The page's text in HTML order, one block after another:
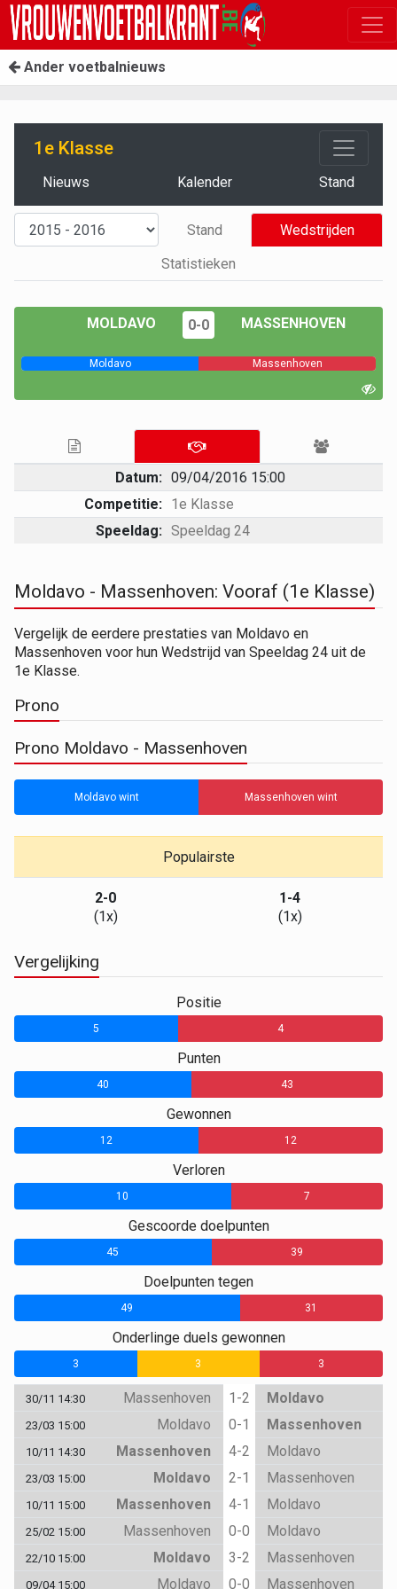
Ander voetbalnieuws
1e Klasse
Nieuws Kalender Stand
Stand
Wedstrijden
Statistieken
MOLDAVO 0-0 MASSENHOVEN
Moldavo Massenhoven
Datum: 09/04/2016 15:00
Competitie: 1e Klasse
Speeldag: Speeldag 24
Moldavo - Massenhoven: Vooraf (1e Klasse)
Vergelijk de eerdere prestaties van Moldavo en
Massenhoven voor hun Wedstrijd van Speeldag 24 uit de
1e Klasse.
Prono
Prono Moldavo - Massenhoven
Moldavo wint Massenhoven wint
Populairste
2-0
(1x)
1-4
(1x)
Vergelijking
Positie
5 4
Punten
40 43
Gewonnen
12 12
Verloren
10 7
Gescoorde doelpunten
45 39
Doelpunten tegen
49 31
Onderlinge duels gewonnen
3 3 3
30/11 14:30 Massenhoven 1-2 Moldavo
23/03 15:00 Moldavo 0-1 Massenhoven
10/11 14:30 Massenhoven 4-2 Moldavo
23/03 15:00 Moldavo 2-1 Massenhoven
10/11 15:00 Massenhoven 4-1 Moldavo
25/02 15:00 Massenhoven 0-0 Moldavo
22/10 15:00 Moldavo 3-2 Massenhoven
09/04 15:00 Moldavo 0-0 Massenhoven